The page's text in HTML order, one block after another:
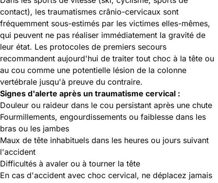
contact), les traumatismes crânio-cervicaux sont
fréquemment sous-estimés par les victimes elles-mêmes,
qui peuvent ne pas réaliser immédiatement la gravité de
leur état. Les protocoles de premiers secours
recommandent aujourd'hui de traiter tout choc à la tête ou
au cou comme une potentielle lésion de la colonne
vertébrale jusqu'à preuve du contraire.
Signes d'alerte après un traumatisme cervical :
Douleur ou raideur dans le cou persistant après une chute
Fourmillements, engourdissements ou faiblesse dans les
bras ou les jambes
Maux de tête inhabituels dans les heures ou jours suivant
l'accident
Difficultés à avaler ou à tourner la tête
En cas d'accident avec choc cervical, ne déplacez jamais